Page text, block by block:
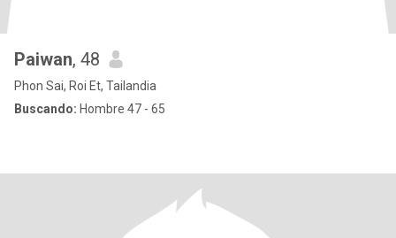
Paiwan, 48
Phon Sai, Roi Et, Tailandia
Buscando: Hombre 47 - 65